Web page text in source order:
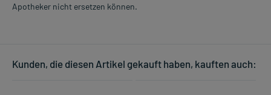
Apotheker nicht ersetzen können.
Kunden, die diesen Artikel gekauft haben, kauften auch: